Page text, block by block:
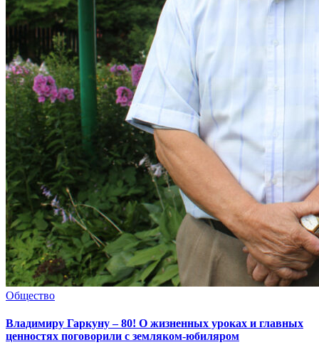
Общество
Владимиру Гаркуну – 80! О жизненных уроках и главных
ценностях поговорили с земляком-юбиляром